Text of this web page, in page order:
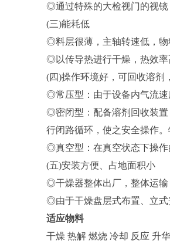
◎通过特殊的大检视门的视镜
(三)能耗低
◎料层很薄，主轴转速低，物
◎以传导热进行干燥，热效率
(四)操作环境好，可回收溶剂
◎常压型：由于设备内气流速
◎密闭型：配备溶剂回收装置
行闭路循环，使之安全操作
◎真空型：在真空状态下操作
(五)安装方便、占地面积小
◎干燥器整体出厂，整体运输
◎由于干燥盘层式布置、立式
适应物料
干燥 热解 燃烧 冷却 反应 升华